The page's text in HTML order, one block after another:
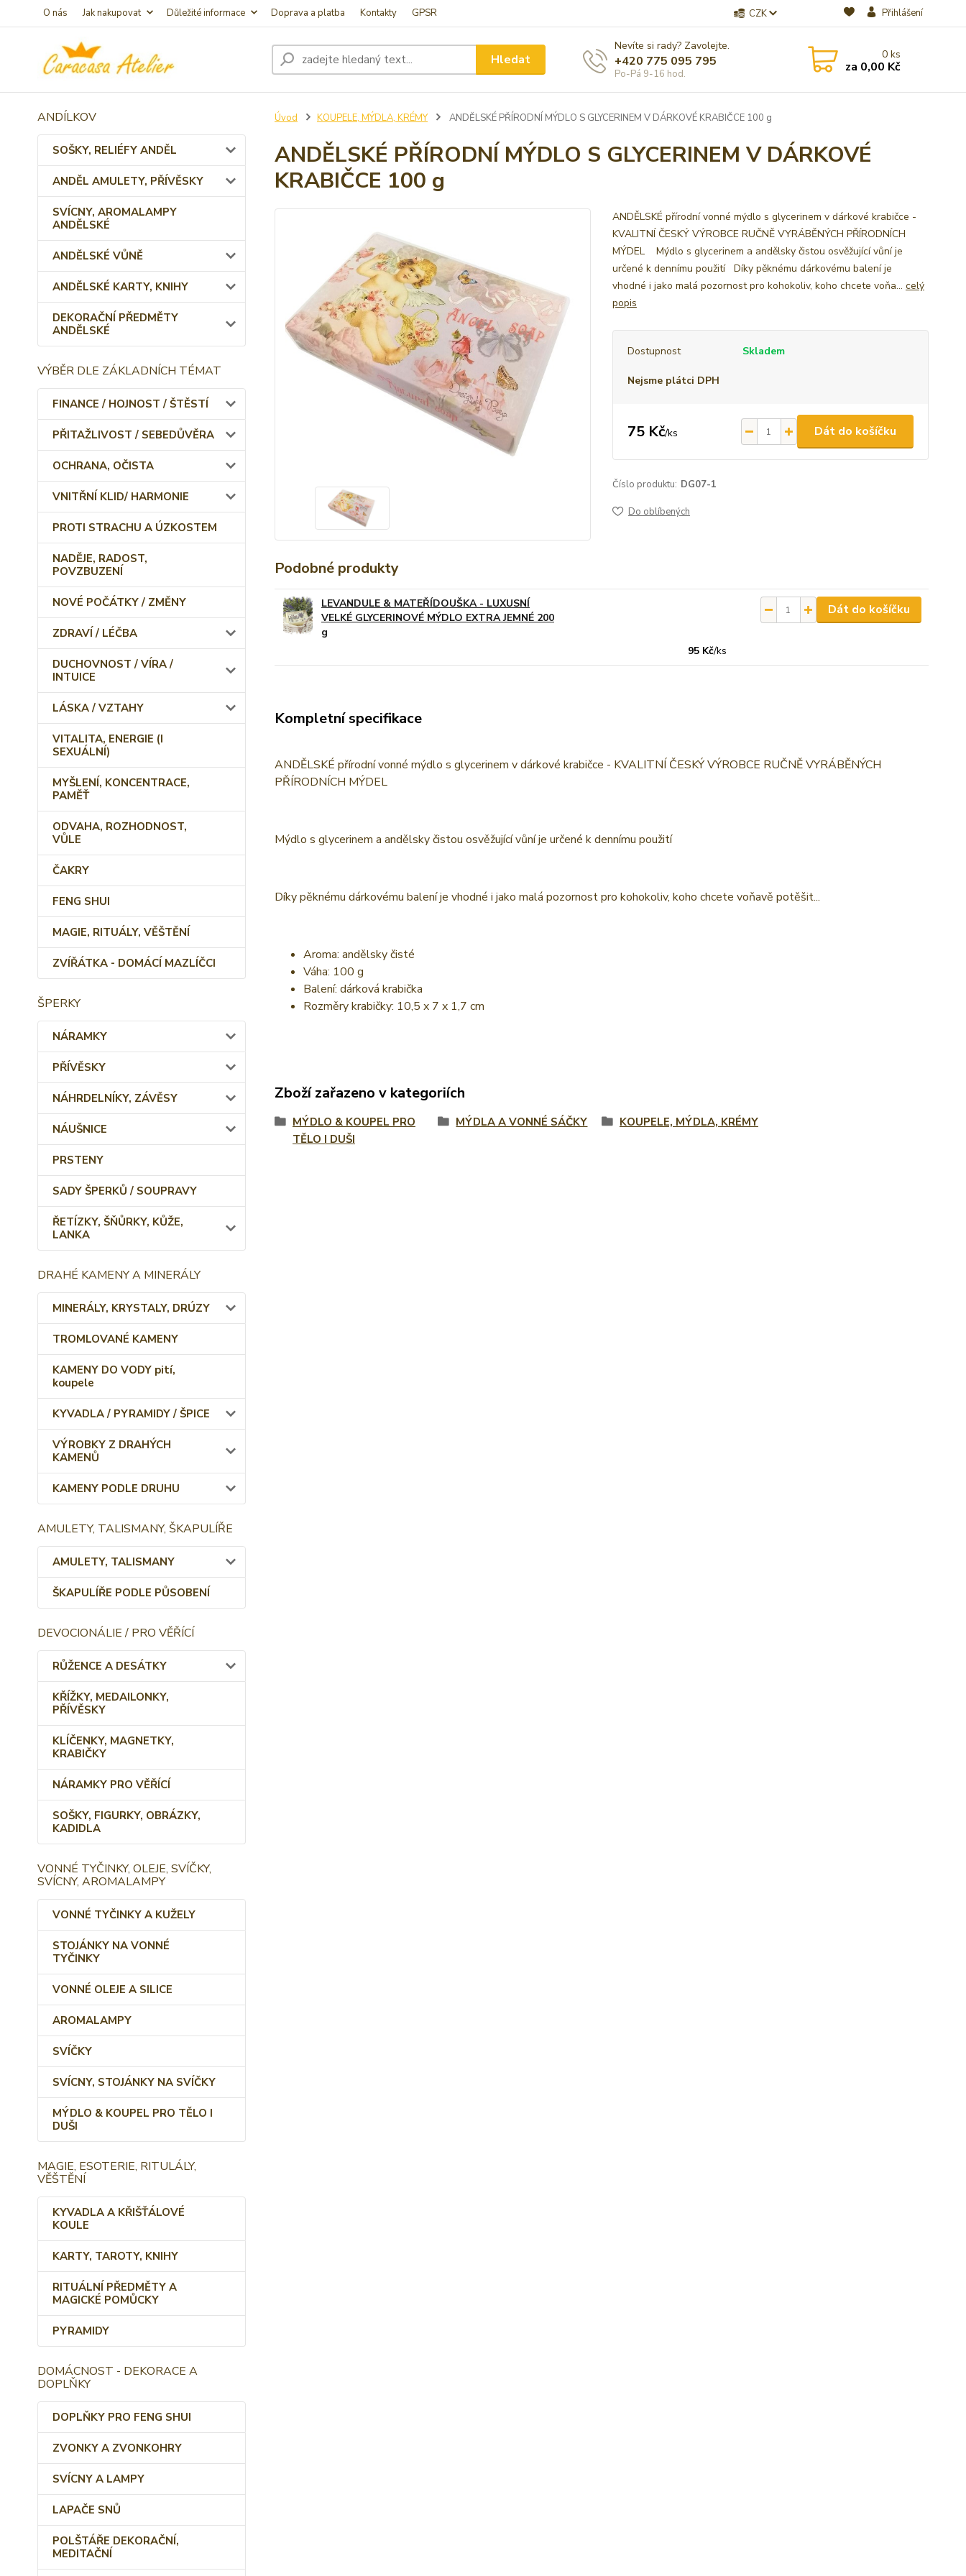
O nás Jak nakupovat Důležité informace Doprava a platba Kontakty GPSR CZK Přihlášení
Hledat
Nevíte si rady? Zavolejte.
+420 775 095 795
Po-Pá 9-16 hod.
0ks
za 0,00 Kč
ANDÍLKOV
SOŠKY, RELIÉFY ANDĚL
ANDĚL AMULETY, PŘÍVĚSKY
SVÍCNY, AROMALAMPY
ANDĚLSKÉ
ANDĚLSKÉ VŮNĚ
ANDĚLSKÉ KARTY, KNIHY
DEKORAČNÍ PŘEDMĚTY
ANDĚLSKÉ
VÝBĚR DLE ZÁKLADNÍCH TÉMAT
FINANCE / HOJNOST / ŠTĚSTÍ
PŘITAŽLIVOST / SEBEDŮVĚRA
OCHRANA, OČISTA
VNITŘNÍ KLID/ HARMONIE
PROTI STRACHU A ÚZKOSTEM
NADĚJE, RADOST,
POVZBUZENÍ
NOVÉ POČÁTKY / ZMĚNY
ZDRAVÍ / LÉČBA
DUCHOVNOST / VÍRA /
INTUICE
LÁSKA / VZTAHY
VITALITA, ENERGIE (I
SEXUÁLNÍ)
MYŠLENÍ, KONCENTRACE,
PAMĚŤ
ODVAHA, ROZHODNOST,
VŮLE
ČAKRY
FENG SHUI
MAGIE, RITUÁLY, VĚŠTĚNÍ
ZVÍŘÁTKA - DOMÁCÍ MAZLÍČCI
ŠPERKY
NÁRAMKY
PŘÍVĚSKY
NÁHRDELNÍKY, ZÁVĚSY
NÁUŠNICE
PRSTENY
SADY ŠPERKŮ / SOUPRAVY
ŘETÍZKY, ŠŇŮRKY, KŮŽE,
LANKA
DRAHÉ KAMENY A MINERÁLY
MINERÁLY, KRYSTALY, DRÚZY
TROMLOVANÉ KAMENY
KAMENY DO VODY pití,
koupele
KYVADLA / PYRAMIDY / ŠPICE
VÝROBKY Z DRAHÝCH
KAMENŮ
KAMENY PODLE DRUHU
AMULETY, TALISMANY, ŠKAPULÍŘE
AMULETY, TALISMANY
ŠKAPULÍŘE PODLE PŮSOBENÍ
DEVOCIONÁLIE / PRO VĚŘÍCÍ
RŮŽENCE A DESÁTKY
KŘÍŽKY, MEDAILONKY,
PŘÍVĚSKY
KLÍČENKY, MAGNETKY,
KRABIČKY
NÁRAMKY PRO VĚŘÍCÍ
SOŠKY, FIGURKY, OBRÁZKY,
KADIDLA
VONNÉ TYČINKY, OLEJE, SVÍČKY,
SVÍCNY, AROMALAMPY
VONNÉ TYČINKY A KUŽELY
STOJÁNKY NA VONNÉ
TYČINKY
VONNÉ OLEJE A SILICE
AROMALAMPY
SVÍČKY
SVÍCNY, STOJÁNKY NA SVÍČKY
MÝDLO & KOUPEL PRO TĚLO I
DUŠI
MAGIE, ESOTERIE, RITULÁLY,
VĚŠTĚNÍ
KYVADLA A KŘIŠŤÁLOVÉ
KOULE
KARTY, TAROTY, KNIHY
RITUÁLNÍ PŘEDMĚTY A
MAGICKÉ POMŮCKY
PYRAMIDY
DOMÁCNOST - DEKORACE A
DOPLŇKY
DOPLŇKY PRO FENG SHUI
ZVONKY A ZVONKOHRY
SVÍCNY A LAMPY
LAPAČE SNŮ
POLŠTÁŘE DEKORAČNÍ,
MEDITAČNÍ
Úvod KOUPELE, MÝDLA, KRÉMY ANDĚLSKÉ PŘÍRODNÍ MÝDLO S GLYCERINEM V DÁRKOVÉ KRABIČCE 100 g
ANDĚLSKÉ PŘÍRODNÍ MÝDLO S GLYCERINEM V DÁRKOVÉ
KRABIČCE 100 g
ANDĚLSKÉ přírodní vonné mýdlo s glycerinem v dárkové krabičce -
KVALITNÍ ČESKÝ VÝROBCE RUČNĚ VYRÁBĚNÝCH PŘÍRODNÍCH
MÝDEL Mýdlo s glycerinem a andělsky čistou osvěžující vůní je
určené k dennímu použití Díky pěknému dárkovému balení je
vhodné i jako malá pozornost pro kohokoliv, koho chcete voňa... celý
popis
Dostupnost Skladem
Nejsme plátci DPH
75 Kč/ks Dát do košíčku
Číslo produktu: DG07-1
Do oblíbených
Podobné produkty
LEVANDULE & MATEŘÍDOUŠKA - LUXUSNÍ
VELKÉ GLYCERINOVÉ MÝDLO EXTRA JEMNÉ 200
g
95 Kč/ks
Dát do košíčku
Kompletní specifikace
ANDĚLSKÉ přírodní vonné mýdlo s glycerinem v dárkové krabičce - KVALITNÍ ČESKÝ VÝROBCE RUČNĚ VYRÁBĚNÝCH
PŘÍRODNÍCH MÝDEL
Mýdlo s glycerinem a andělsky čistou osvěžující vůní je určené k dennímu použití
Díky pěknému dárkovému balení je vhodné i jako malá pozornost pro kohokoliv, koho chcete voňavě potěšit...
Aroma: andělsky čisté
Váha: 100 g
Balení: dárková krabička
Rozměry krabičky: 10,5 x 7 x 1,7 cm
Zboží zařazeno v kategoriích
MÝDLO & KOUPEL PRO
TĚLO I DUŠI
MÝDLA A VONNÉ SÁČKY KOUPELE, MÝDLA, KRÉMY